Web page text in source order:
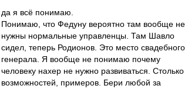
да я всё понимаю.
Понимаю, что Федуну вероятно там вообще не
нужны нормальные управленцы. Там Шавло
сидел, теперь Родионов. Это место свадебного
генерала. Я вообще не понимаю почему
человеку нахер не нужно развиваться. Столько
возможностей, примеров. Бери любой за